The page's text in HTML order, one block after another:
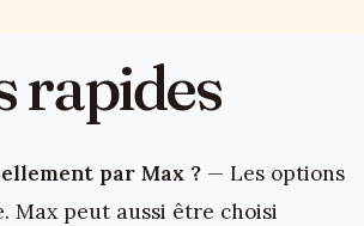
rapides
par Max ? — Les options
Max peut aussi être choisi